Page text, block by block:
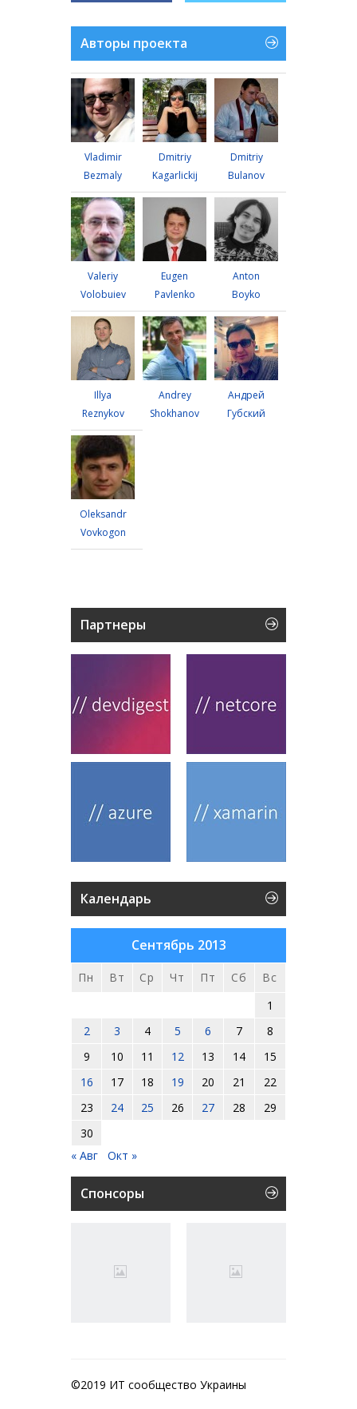
Авторы проекта
Vladimir
Bezmaly
Dmitriy
Kagarlickij
Dmitriy
Bulanov
Valeriy
Volobuiev
Eugen
Pavlenko
Anton
Boyko
Illya
Reznykov
Andrey
Shokhanov
Андрей
Губский
Oleksandr
Vovkogon
Партнеры
Календарь
Сентябрь 2013
Пн Вт Ср Чт Пт Сб
Вс
1
2
3 4 5 6 7
8
9
10 11 12 13 14
15
16
17 18 19 20 21
22
23
24 25 26 27 28
29
30
« Авг
Окт »
Спонсоры
©2019 ИТ сообщество Украины